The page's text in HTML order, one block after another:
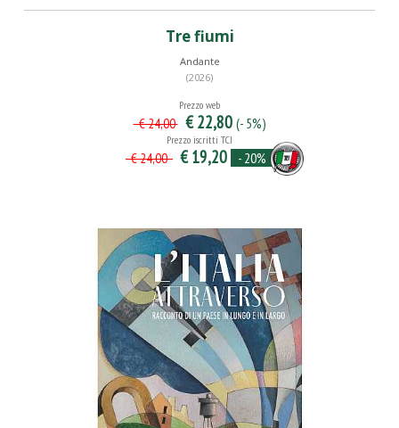
Tre fiumi
Andante
(2026)
Prezzo web
€ 24,00 € 22,80 (- 5%)
Prezzo iscritti TCI
€ 24,00 € 19,20 - 20%